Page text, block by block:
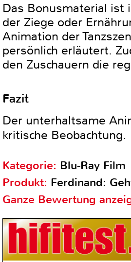
Das Bonusmaterial ist
der Ziege oder
Animation der
persönlich erläutert.
den Zuschauern die
Fazit
Der unterhaltsame
kritische Beobachtung.
Kategorie: Blu-Ray Film
Produkt: Ferdinand:
Ganze Bewertung